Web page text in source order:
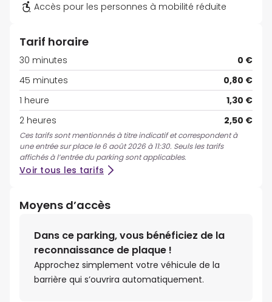
Accès pour les personnes à mobilité réduite
Tarif horaire
30 minutes
0 €
45 minutes
0,80 €
1 heure
1,30 €
2 heures
2,50 €
Ces tarifs sont mentionnés à titre indicatif et correspondent à
une entrée sur place le 6 août 2026 à 11:30. Seuls les tarifs
affichés à l’entrée du parking sont applicables.
Voir tous les tarifs
Moyens d’accès
Dans ce parking, vous bénéficiez de la
reconnaissance de plaque !
Approchez simplement votre véhicule de la
barrière qui s’ouvrira automatiquement.